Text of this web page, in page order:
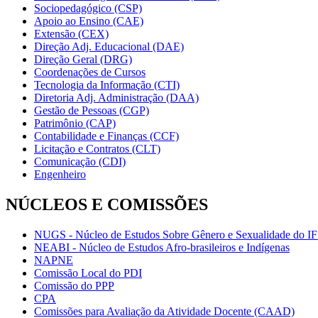
Sociopedagógico (CSP)
Apoio ao Ensino (CAE)
Extensão (CEX)
Direção Adj. Educacional (DAE)
Direção Geral (DRG)
Coordenações de Cursos
Tecnologia da Informação (CTI)
Diretoria Adj. Administração (DAA)
Gestão de Pessoas (CGP)
Patrimônio (CAP)
Contabilidade e Finanças (CCF)
Licitação e Contratos (CLT)
Comunicação (CDI)
Engenheiro
NÚCLEOS E COMISSÕES
NUGS - Núcleo de Estudos Sobre Gênero e Sexualidade do
NEABI - Núcleo de Estudos Afro-brasileiros e Indígenas
NAPNE
Comissão Local do PDI
Comissão do PPP
CPA
Comissões para Avaliação da Atividade Docente (CAAD)